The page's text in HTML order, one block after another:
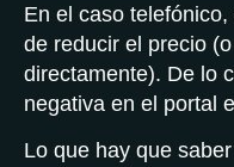
En el caso
de reducir el precio
directamente). De lo
negativa en el portal
Lo que hay que